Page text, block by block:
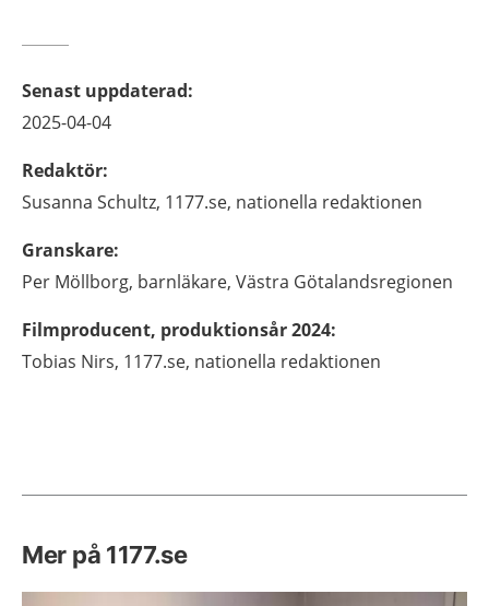
Senast uppdaterad:
2025-04-04
Redaktör:
Susanna Schultz, 1177.se, nationella redaktionen
Granskare:
Per Möllborg, barnläkare, Västra Götalandsregionen
Filmproducent, produktionsår 2024:
Tobias Nirs, 1177.se, nationella redaktionen
Mer på 1177.se